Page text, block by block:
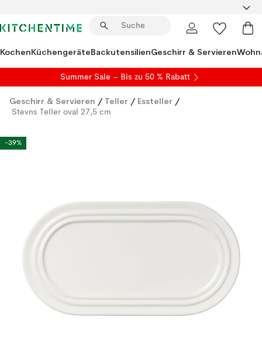
KochenKüchengeräteBackutensilienGeschirr & Servieren
Summer Sale – Bis zu 50 % Rabatt
Geschirr & Servieren / Teller / Essteller /
Stevns Teller oval 27,5 cm
-39%